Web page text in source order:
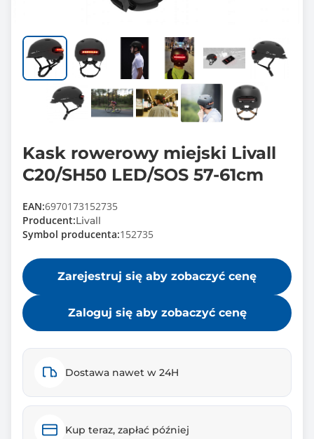
Kask rowerowy miejski Livall
C20/SH50 LED/SOS 57-61cm
EAN:6970173152735
Producent:Livall
Symbol producenta:152735
Zarejestruj się aby zobaczyć cenę
Zaloguj się aby zobaczyć cenę
Dostawa nawet w 24H
Kup teraz, zapłać później